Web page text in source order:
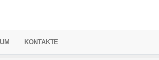
KONTAKTE